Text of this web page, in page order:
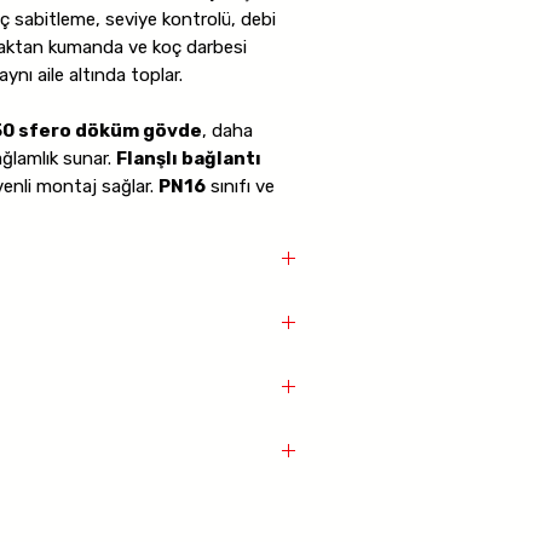
sabitleme, seviye kontrolü, debi
kumanda ve koç darbesi
aile altında toplar.
sfero döküm gövde, daha
sunar. Flanşlı bağlantı
montaj sağlar. PN16sınıfı ve
güvenle kullanılabilir.
fonksiyonlarının altyapısını
manuel olarak ayarlanmasını